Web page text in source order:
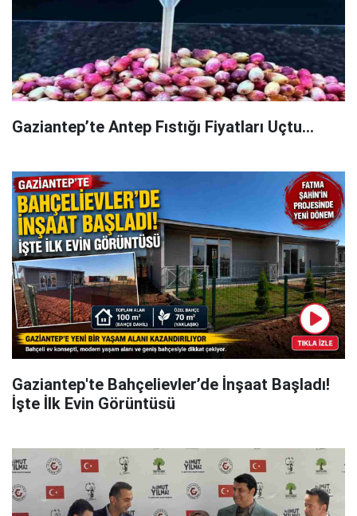
Gaziantep’te Antep Fıstığı Fiyatları Uçtu...
Gaziantep'te Bahçelievler’de İnşaat Başladı!
İşte İlk Evin Görüntüsü